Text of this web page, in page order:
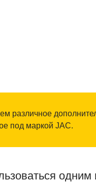
различное
под маркой JAC.
одним